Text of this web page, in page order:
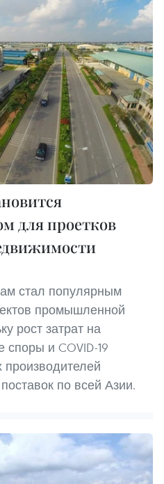
для проетков
стал популярным
промышленной
рост затрат на
споры и COVID-19
по всей Азии.